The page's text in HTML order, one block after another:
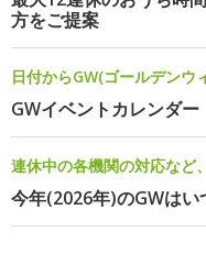
方をご提案
日付からGW(ゴールデンウ
GWイベントカレンダー
連休中の各機関の対応など
今年(2026年)のGWはい